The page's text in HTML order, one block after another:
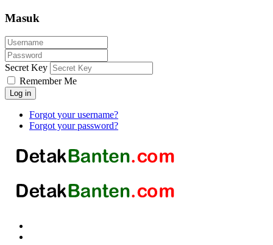
Masuk
Secret Key
Remember Me
Log in
Forgot your username?
Forgot your password?